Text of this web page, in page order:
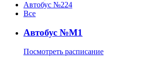
Автобус №224
Все
Автобус №М1
Посмотреть расписание